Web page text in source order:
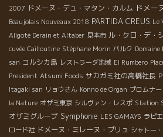
2007 ドメーヌ・デュ・マタン・カルム ドメー
Beaujolais Nouveaux 2018 PARTIDA CREUS Le
Aligoté Derain et Altaber 見本市 ル・クロ・デ・
cuvée Cailloutine Stéphane Morin パルク
san コルシカ島 レストラーダ地域 El Rumbero
President Atsumi Foods サカガミ社の高橋社長
Itagaki san リョウさん Konno de Organ プロムナ
la Nature オザミ東京 シルヴァン・レスポ Station
オザミグループ Symphonie LES GAMAYS ラピ
ロード社 ドメーヌ・ミレーヌ・ブリュ シャトー